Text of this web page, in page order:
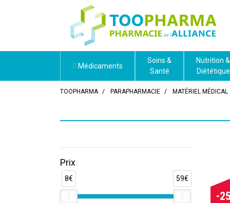
Médicaments
Soins &
Santé
Nutrition &
Diététique
TOOPHARMA PARAPHARMACIE MATÉRIEL MÉDICAL
Prix
8€ 59€
-